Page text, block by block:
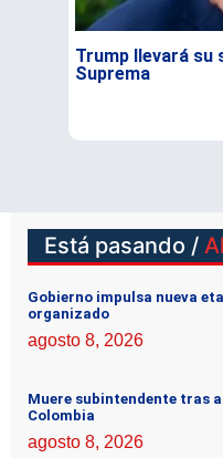
Trump llevará su
Suprema
Está pasando /
Gobierno impulsa nueva
organizado
agosto 8, 2026
Muere subintendente tras
Colombia
agosto 8, 2026